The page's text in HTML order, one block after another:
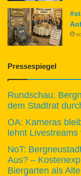
Pressespiegel
Rundschau:
dem Stadtrat
OA: Kameras
lehnt
NoT:
Aus? –
Biergarten als